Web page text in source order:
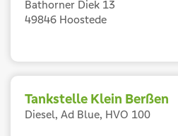
Bathorner Diek 13
49846 Hoostede
Tankstelle Klein Berßen
Diesel, Ad Blue, HVO 100